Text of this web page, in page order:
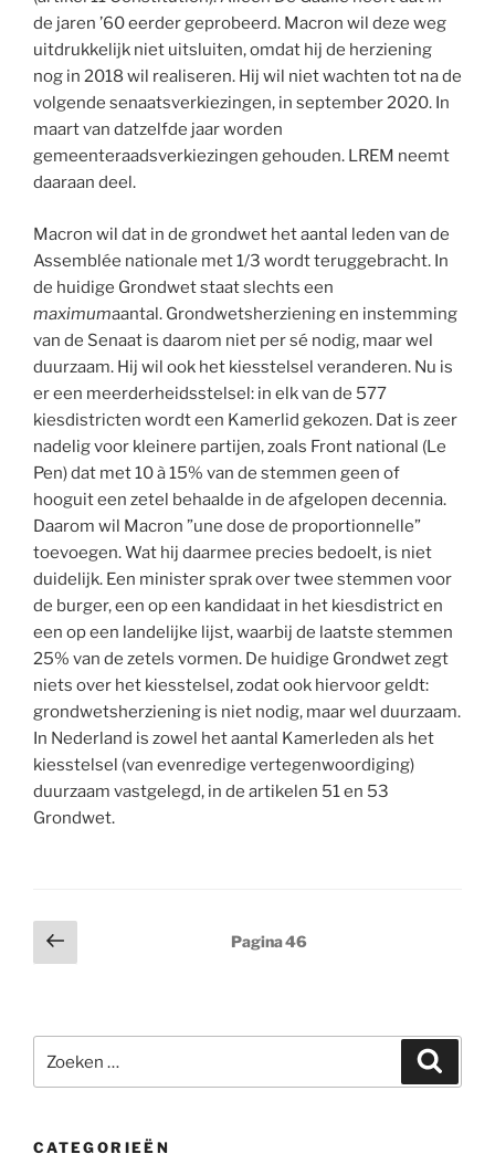
de jaren ’60 eerder geprobeerd. Macron wil deze weg
uitdrukkelijk niet uitsluiten, omdat hij de herziening
nog in 2018 wil realiseren. Hij wil niet wachten tot na de
volgende senaatsverkiezingen, in september 2020. In
maart van datzelfde jaar worden
gemeenteraadsverkiezingen gehouden. LREM neemt
daaraan deel.
Macron wil dat in de grondwet het aantal leden van de
Assemblée nationale met 1/3 wordt teruggebracht. In
de huidige Grondwet staat slechts een
maximumaantal. Grondwetsherziening en instemming
van de Senaat is daarom niet per sé nodig, maar wel
duurzaam. Hij wil ook het kiesstelsel veranderen. Nu is
er een meerderheidsstelsel: in elk van de 577
kiesdistricten wordt een Kamerlid gekozen. Dat is zeer
nadelig voor kleinere partijen, zoals Front national (Le
Pen) dat met 10 à 15% van de stemmen geen of
hooguit een zetel behaalde in de afgelopen decennia.
Daarom wil Macron ”une dose de proportionnelle”
toevoegen. Wat hij daarmee precies bedoelt, is niet
duidelijk. Een minister sprak over twee stemmen voor
de burger, een op een kandidaat in het kiesdistrict en
een op een landelijke lijst, waarbij de laatste stemmen
25% van de zetels vormen. De huidige Grondwet zegt
niets over het kiesstelsel, zodat ook hiervoor geldt:
grondwetsherziening is niet nodig, maar wel duurzaam.
In Nederland is zowel het aantal Kamerleden als het
kiesstelsel (van evenredige vertegenwoordiging)
duurzaam vastgelegd, in de artikelen 51 en 53
Grondwet.
Berichten
paginering
Vorige
pagina
Pagina46
naar:
CATEGORIEËN